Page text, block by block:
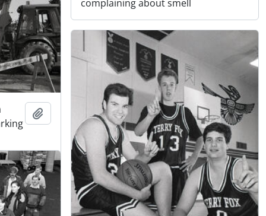
complaining about smell
Adicionar à área de transferência